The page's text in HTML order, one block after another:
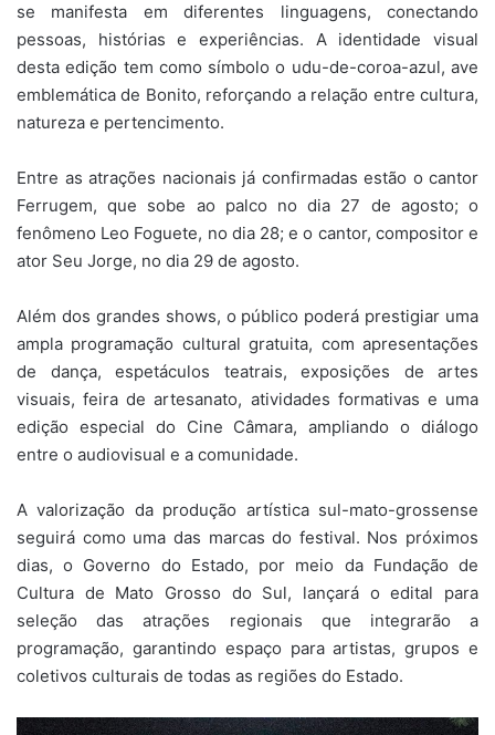
se manifesta em diferentes linguagens, conectando
pessoas, histórias e experiências. A identidade visual
desta edição tem como símbolo o udu-de-coroa-azul, ave
emblemática de Bonito, reforçando a relação entre cultura,
natureza e pertencimento.
Entre as atrações nacionais já confirmadas estão o cantor
Ferrugem, que sobe ao palco no dia 27 de agosto; o
fenômeno Leo Foguete, no dia 28; e o cantor, compositor e
ator Seu Jorge, no dia 29 de agosto.
Além dos grandes shows, o público poderá prestigiar uma
ampla programação cultural gratuita, com apresentações
de dança, espetáculos teatrais, exposições de artes
visuais, feira de artesanato, atividades formativas e uma
edição especial do Cine Câmara, ampliando o diálogo
entre o audiovisual e a comunidade.
A valorização da produção artística sul-mato-grossense
seguirá como uma das marcas do festival. Nos próximos
dias, o Governo do Estado, por meio da Fundação de
Cultura de Mato Grosso do Sul, lançará o edital para
seleção das atrações regionais que integrarão a
programação, garantindo espaço para artistas, grupos e
coletivos culturais de todas as regiões do Estado.